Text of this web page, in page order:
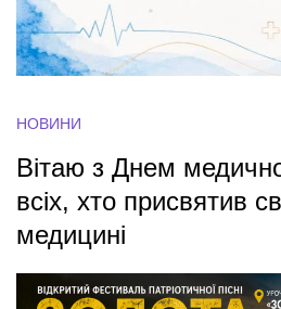
НОВИНИ
Вітаю з Днем
всіх, хто присвятив
медицині